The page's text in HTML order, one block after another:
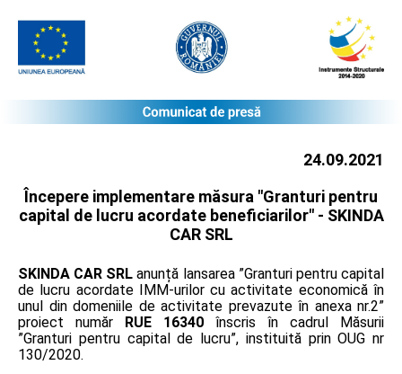
24.09.2021
Începere implementare măsura "Granturi pentru
capital de lucru acordate beneficiarilor" - SKINDA
CAR SRL
SKINDA CAR SRL anunță lansarea ”Granturi pentru capital
de lucru acordate IMM-urilor cu activitate economică în
unul din domeniile de activitate prevazute în anexa nr.2”
proiect număr RUE 16340 înscris în cadrul Măsurii
”Granturi pentru capital de lucru”, instituită prin OUG nr
130/2020.